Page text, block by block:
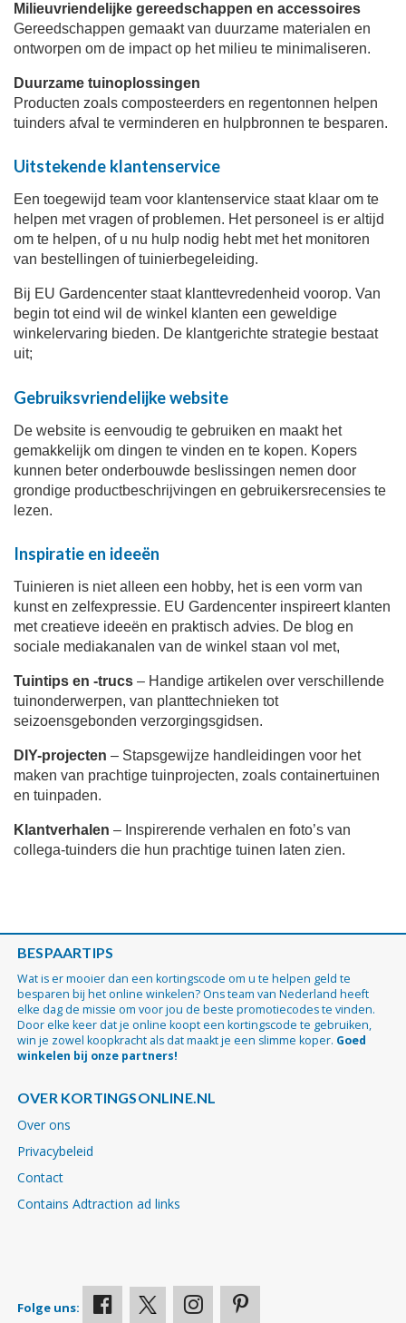
Milieuvriendelijke gereedschappen en accessoires
Gereedschappen gemaakt van duurzame materialen en
ontworpen om de impact op het milieu te minimaliseren.
Duurzame tuinoplossingen
Producten zoals composteerders en regentonnen helpen
tuinders afval te verminderen en hulpbronnen te besparen.
Uitstekende klantenservice
Een toegewijd team voor klantenservice staat klaar om te
helpen met vragen of problemen. Het personeel is er altijd
om te helpen, of u nu hulp nodig hebt met het monitoren
van bestellingen of tuinierbegeleiding.
Bij EU Gardencenter staat klanttevredenheid voorop. Van
begin tot eind wil de winkel klanten een geweldige
winkelervaring bieden. De klantgerichte strategie bestaat
uit;
Gebruiksvriendelijke website
De website is eenvoudig te gebruiken en maakt het
gemakkelijk om dingen te vinden en te kopen. Kopers
kunnen beter onderbouwde beslissingen nemen door
grondige productbeschrijvingen en gebruikersrecensies te
lezen.
Inspiratie en ideeën
Tuinieren is niet alleen een hobby, het is een vorm van
kunst en zelfexpressie. EU Gardencenter inspireert klanten
met creatieve ideeën en praktisch advies. De blog en
sociale mediakanalen van de winkel staan ​​vol met,
Tuintips en -trucs – Handige artikelen over verschillende
tuinonderwerpen, van planttechnieken tot
seizoensgebonden verzorgingsgidsen.
DIY-projecten – Stapsgewijze handleidingen voor het
maken van prachtige tuinprojecten, zoals containertuinen
en tuinpaden.
Klantverhalen – Inspirerende verhalen en foto’s van
collega-tuinders die hun prachtige tuinen laten zien.
BESPAARTIPS
Wat is er mooier dan een kortingscode om u te helpen geld te
besparen bij het online winkelen? Ons team van Nederland heeft
elke dag de missie om voor jou de beste promotiecodes te vinden.
Door elke keer dat je online koopt een kortingscode te gebruiken,
win je zowel koopkracht als dat maakt je een slimme koper. Goed
winkelen bij onze partners!
OVER KORTINGSONLINE.NL
Over ons
Privacybeleid
Contact
Contains Adtraction ad links
Folge uns: